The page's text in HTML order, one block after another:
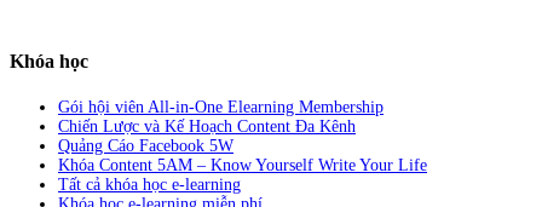
Khóa học
Gói hội viên All-in-One Elearning Membership
Chiến Lược và Kế Hoạch Content Đa Kênh
Quảng Cáo Facebook 5W
Khóa Content 5AM – Know Yourself Write Your Life
Tất cả khóa học e-learning